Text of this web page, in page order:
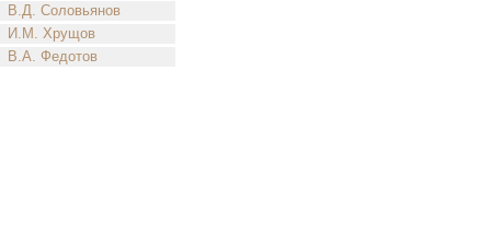
В.Д. Соловьянов
И.М. Хрущов
В.А. Федотов